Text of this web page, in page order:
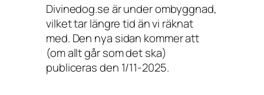
Divinedog.se är under ombyggnad,
vilket tar längre tid än vi räknat
med. Den nya sidan kommer att
(om allt går som det ska)
publiceras den 1/11-2025.